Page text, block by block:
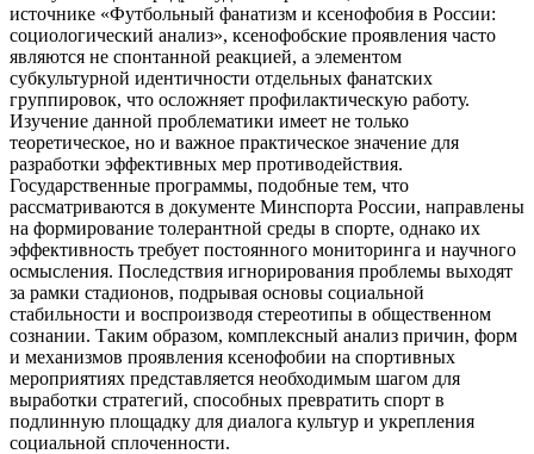
источнике «Футбольный фанатизм и ксенофобия в России:
социологический анализ», ксенофобские проявления часто
являются не спонтанной реакцией, а элементом
субкультурной идентичности отдельных фанатских
группировок, что осложняет профилактическую работу.
Изучение данной проблематики имеет не только
теоретическое, но и важное практическое значение для
разработки эффективных мер противодействия.
Государственные программы, подобные тем, что
рассматриваются в документе Минспорта России, направлены
на формирование толерантной среды в спорте, однако их
эффективность требует постоянного мониторинга и научного
осмысления. Последствия игнорирования проблемы выходят
за рамки стадионов, подрывая основы социальной
стабильности и воспроизводя стереотипы в общественном
сознании. Таким образом, комплексный анализ причин, форм
и механизмов проявления ксенофобии на спортивных
мероприятиях представляется необходимым шагом для
выработки стратегий, способных превратить спорт в
подлинную площадку для диалога культур и укрепления
социальной сплоченности.